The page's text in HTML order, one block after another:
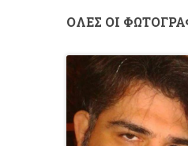
ΟΛΕΣ ΟΙ